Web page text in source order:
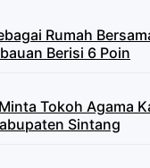
Rumah
Berisi 6 Poin
Tokoh Agama
Sintang